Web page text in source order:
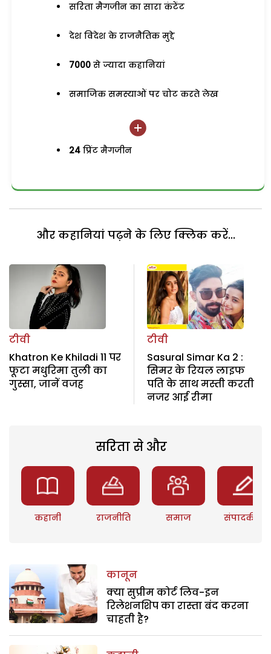
सरिता मैगजीन का सारा कंटेंट
देश विदेश के राजनैतिक मुद्दे
7000 से ज्यादा कहानियां
समाजिक समस्याओं पर चोट करते लेख
24 प्रिंट मैगजीन
और कहानियां पढ़ने के लिए क्लिक करें...
टीवी
Khatron Ke Khiladi 11 पर
फूटा मधुरिमा तुली का
गुस्सा, जानें वजह
टीवी
Sasural Simar Ka 2 :
सिमर के रियल लाइफ
पति के साथ मस्ती करती
नजर आई रीमा
सरिता से और
कहानी राजनीति समाज संपादकीय
कानून
क्या सुप्रीम कोर्ट लिव-इन
रिलेशनशिप का रास्ता बंद करना
चाहती है?